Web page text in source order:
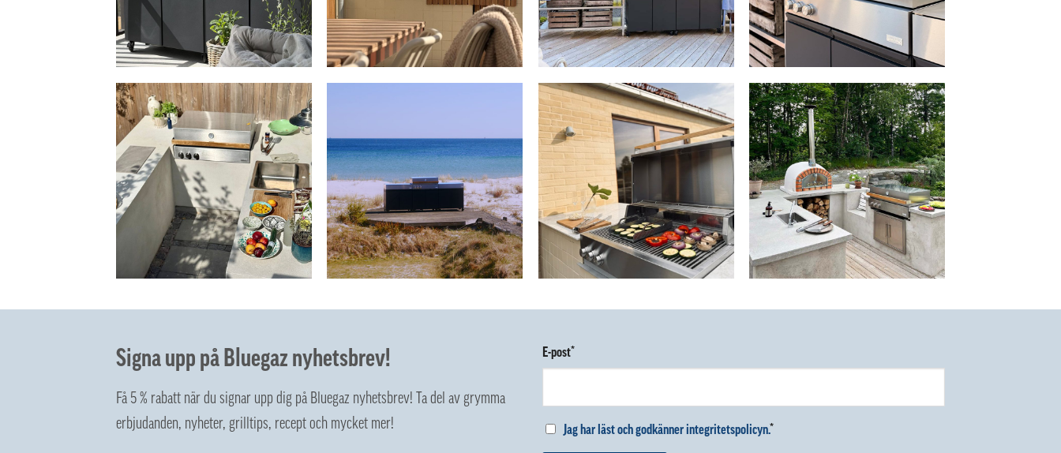
Signa upp på Bluegaz nyhetsbrev!
Få 5 % rabatt när du signar upp dig på Bluegaz nyhetsbrev! Ta del av grymma
erbjudanden, nyheter, grilltips, recept och mycket mer!
E-post*
Jag har läst och godkänner integritetspolicyn.*